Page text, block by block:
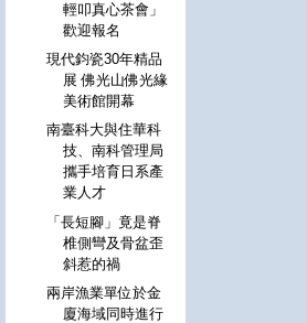
輕叩真心茶會」
歡迎報名
現代鈞瓷30年精品
展 佛光山佛光緣
美術館開幕
南臺科大與住華科
技、南科管理局
攜手培育日系產
業人才
「長短腳」竟是脊
椎側彎及骨盆歪
斜惹的禍
兩岸漁業單位於金
廈海域同時進行